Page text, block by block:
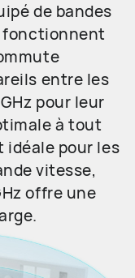
de bandes
fonctionnent
entre les
pour leur
à tout
idéale pour les
vitesse,
offre une